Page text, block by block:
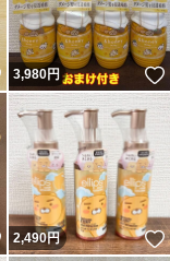
いいね！
3,980円
いいね！
2,490円